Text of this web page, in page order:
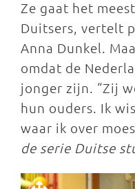
Ze gaat het
Duitsers, vertelt
Anna Dunkel.
omdat de
jonger zijn. “Zij
hun ouders. Ik
waar ik over
de serie Duitse